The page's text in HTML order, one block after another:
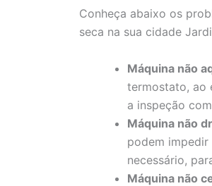
Conheça abaixo os
seca na sua cidade
Máquina não
termostato, ao
a inspeção
Máquina não
podem impedir
necessário,
Máquina não